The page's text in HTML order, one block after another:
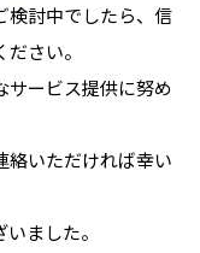
検討中でしたら、信
さい。
サービス提供に努め
絡いただければ幸い
ました。